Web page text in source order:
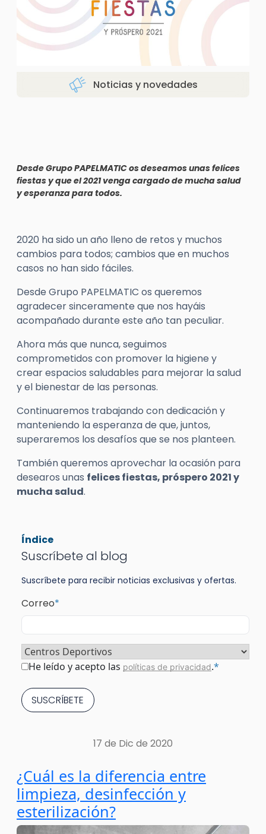
Noticias y novedades
Desde Grupo PAPELMATIC os deseamos unas felices
fiestas y que el 2021 venga cargado de mucha salud
y esperanza para todos.
2020 ha sido un año lleno de retos y muchos
cambios para todos; cambios que en muchos
casos no han sido fáciles.
Desde Grupo PAPELMATIC os queremos
agradecer sinceramente que nos hayáis
acompañado durante este año tan peculiar.
Ahora más que nunca, seguimos
comprometidos con promover la higiene y
crear espacios saludables para mejorar la salud
y el bienestar de las personas.
Continuaremos trabajando con dedicación y
manteniendo la esperanza de que, juntos,
superaremos los desafíos que se nos planteen.
También queremos aprovechar la ocasión para
desearos unas felices fiestas, próspero 2021 y
mucha salud.
Índice
Suscríbete al blog
Suscríbete para recibir noticias exclusivas y ofertas.
Correo*
Sector*
Consentimiento*
He leído y acepto las políticas de privacidad.*
17 de Dic de 2020
¿Cuál es la diferencia entre
limpieza, desinfección y
esterilización?